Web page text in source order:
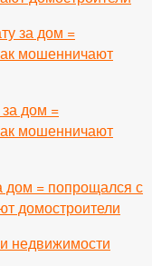
за дом =
мошенничают
дом =
мошенничают
дом = попрощался с
домостроители
недвижимости